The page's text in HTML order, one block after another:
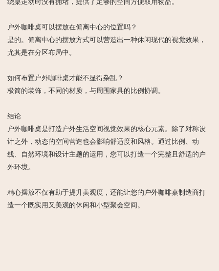
户外咖啡桌可以摆放在偏离中心的位置吗？
是的。偏离中心的摆放方式可以营造出一种休闲现代的视觉效果，
尤其是在分区布局中。
如何布置户外咖啡桌才能不显得杂乱？
极简的装饰，不同的材质，与周围家具的比例协调。
结论
户外咖啡桌是打造户外生活空间视觉效果的核心元素。除了对称设
计之外，动态的空间营造也会影响舒适度和风格。通过比例、动
线、自然环境和设计主题的运用，您可以打造一个完整且舒适的户
外环境。
精心摆放不仅有助于提升美观度，还能让您的户外咖啡桌制造商打
造一个既实用又美观的休闲和小型聚会空间。